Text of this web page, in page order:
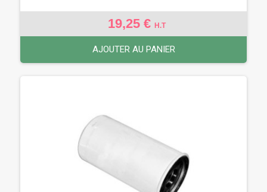
19,25 € H.T
AJOUTER AU PANIER